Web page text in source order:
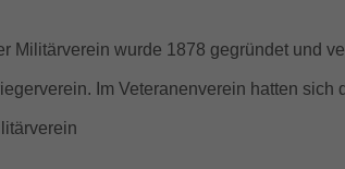
Militärverein wurde 1878 gegründet und
Im Veteranenverein hatten